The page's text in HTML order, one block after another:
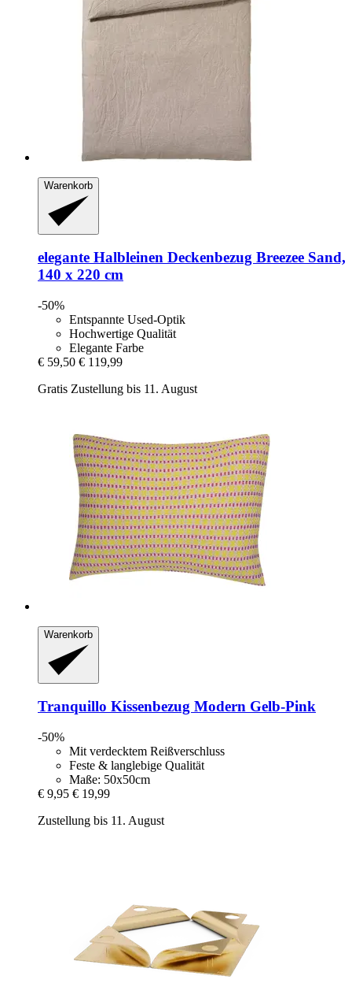
Warenkorb
elegante Halbleinen Deckenbezug Breezee Sand,
140 x 220 cm
-50%
Entspannte Used-Optik
Hochwertige Qualität
Elegante Farbe
€ 59,50 € 119,99
Gratis Zustellung bis 11. August
Warenkorb
Tranquillo Kissenbezug Modern Gelb-​Pink
-50%
Mit verdecktem Reißverschluss
Feste & langlebige Qualität
Maße: 50x50cm
€ 9,95 € 19,99
Zustellung bis 11. August